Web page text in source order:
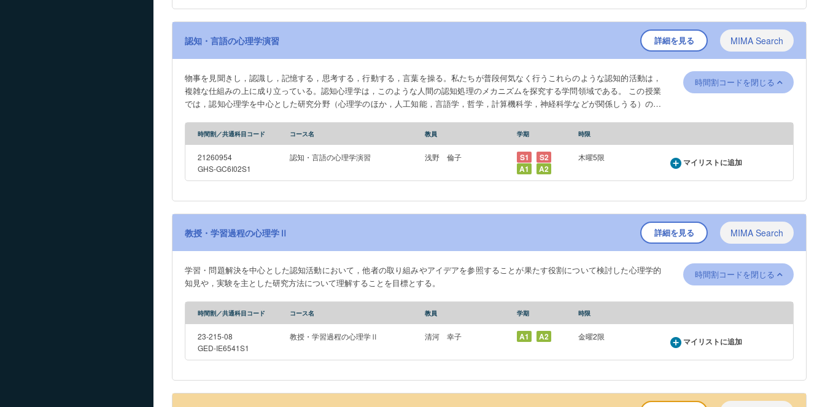
認知・言語の心理学演習 詳細を見る MIMA Search
物事を見聞きし，認識し，記憶する，思考する，行動する，言葉を操る。私たちが普段何気なく行うこれらのような認知的活動は，
複雑な仕組みの上に成り立っている。認知心理学は，このような人間の認知処理のメカニズムを探究する学問領域である。 この授業
では，認知心理学を中心とした研究分野（心理学のほか，人工知能，言語学，哲学，計算機科学，神経科学などが関係しうる）の最
か選び，講読する。人間の認知処理についての最新の知見に触れると同時に，大局的な視点，もしくは実験心理学的な考え方を養う
ことが目標である。 【講読対象とする論文誌】 『Trends in Cognitive Sciences』 『Journal of Experimental Psychology: Human
Perception and Performance』 『Journal of Experimental Psychology: Learning, Memory, and Cognition』
時間割コードを閉じる
時間割／共通科目コード コース名 教員 学期 時限
21260954
GHS-GC6I02S1
認知・言語の心理学演習 浅野 倫子 S1
S2
A1
A2
木曜5限 マイリストに追加
教授・学習過程の心理学Ⅱ 詳細を見る MIMA Search
学習・問題解決を中心とした認知活動において，他者の取り組みやアイデアを参照することが果たす役割について検討した心理学的
知見や，実験を主とした研究方法について理解することを目標とする。
時間割コードを閉じる
時間割／共通科目コード コース名 教員 学期 時限
23-215-08
GED-IE6541S1
教授・学習過程の心理学Ⅱ 清河 幸子 A1 A2 金曜2限 マイリストに追加